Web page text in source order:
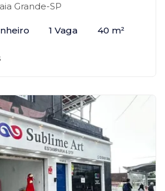
Grande-SP
1 Vaga 40 m²